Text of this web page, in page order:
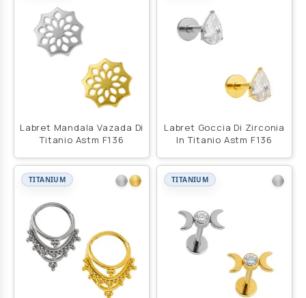
Labret Mandala Vazada Di
Titanio Astm F136
Labret Goccia Di Zirconia
In Titanio Astm F136
TITANIUM TITANIUM